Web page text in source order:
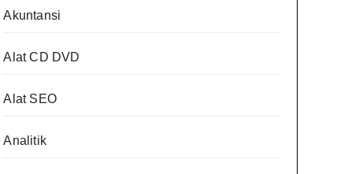
Akuntansi
Alat CD DVD
Alat SEO
Analitik